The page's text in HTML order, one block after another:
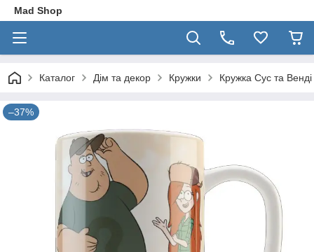
Mad Shop
Каталог Дім та декор Кружки Кружка Сус та
–37%